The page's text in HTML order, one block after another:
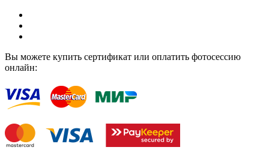
Вы можете купить сертификат или оплатить фотосессию
онлайн: